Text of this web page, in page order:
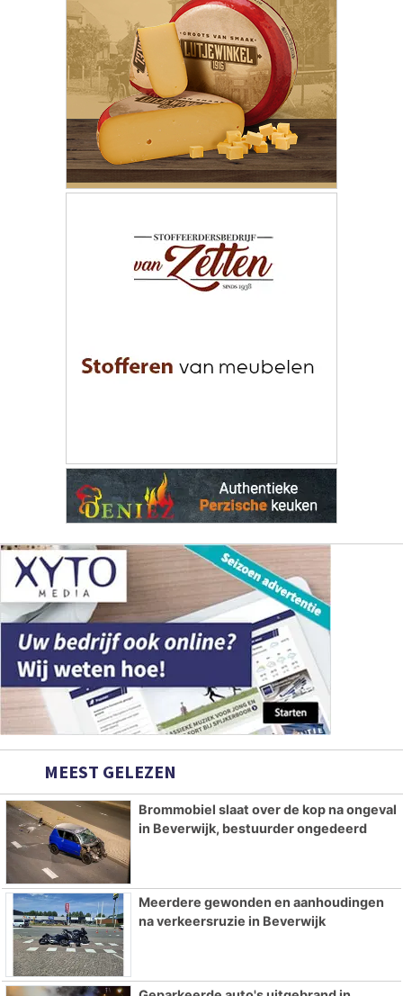
MEEST GELEZEN
Brommobiel slaat over de kop na ongeval
in Beverwijk, bestuurder ongedeerd
Meerdere gewonden en aanhoudingen
na verkeersruzie in Beverwijk